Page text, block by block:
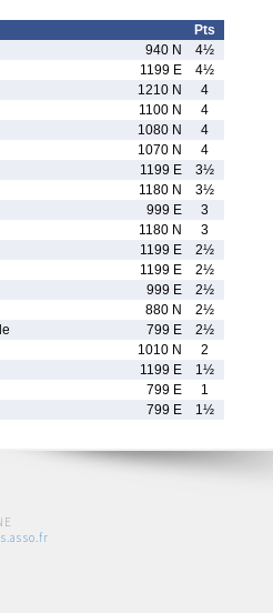
Pts
940 N
4½
1199 E
4½
1210 N
4
1100 N
4
1080 N
4
1070 N
4
1199 E
3½
1180 N
3½
999 E
3
1180 N
3
1199 E
2½
1199 E
2½
999 E
2½
880 N
2½
799 E
2½
1010 N
2
1199 E
1½
799 E
1
799 E 1½